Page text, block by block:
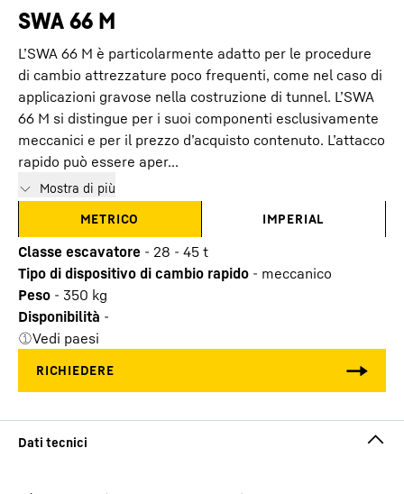
SWA 66 M
L’SWA 66 M è particolarmente adatto per le procedure
di cambio attrezzature poco frequenti, come nel caso di
applicazioni gravose nella costruzione di tunnel. L’SWA
66 M si distingue per i suoi componenti esclusivamente
meccanici e per il prezzo d’acquisto contenuto. L’attacco
rapido può essere aper...
Mostra di più
METRICO
IMPERIAL
Classe escavatore - 28 - 45 t
Tipo di dispositivo di cambio rapido - meccanico
Peso - 350 kg
Disponibilità -
Vedi paesi